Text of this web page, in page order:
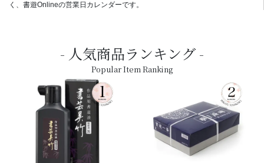
く、書遊Onlineの営業日カレンダーです。
人気商品ランキング
Popular Item Ranking